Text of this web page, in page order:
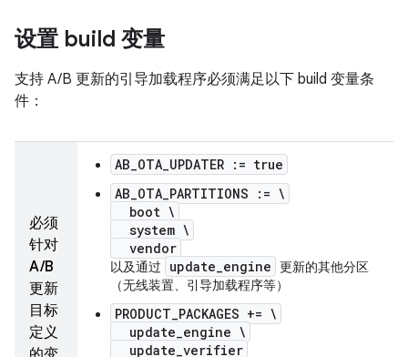
设置 build 变量
支持 A/B 更新的引导加载程序必须满足以下 build 变量条
件：
必须
针对
A/B
更新
目标
定义
AB_OTA_UPDATER := true
AB_OTA_PARTITIONS := \
boot \
system \
vendor
以及通过 update_engine 更新的其他分区
（无线装置、引导加载程序等）
PRODUCT_PACKAGES += \
update_engine \
update_verifier